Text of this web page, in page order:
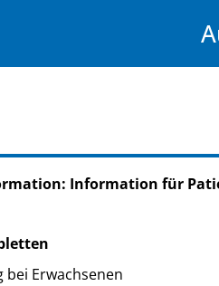
Information für
bei Erwachsenen